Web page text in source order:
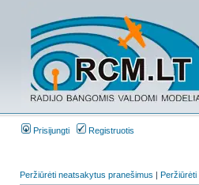
Prisijungti Registruotis
Peržiūrėti neatsakytus pranešimus | Peržiūrėti